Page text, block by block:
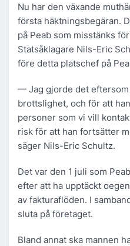
Nu har den växande
första häktningsbegäran.
på Peab som misstänks
Statsåklagare Nils-Eric
före detta platschef på
— Jag gjorde det
brottslighet, och för att
personer som vi vill
risk för att han fortsätter
säger Nils-Eric Schultz.
Det var den 1 juli som
efter att ha upptäckt
av fakturaflöden. I
sluta på företaget.
Bland annat ska mannen